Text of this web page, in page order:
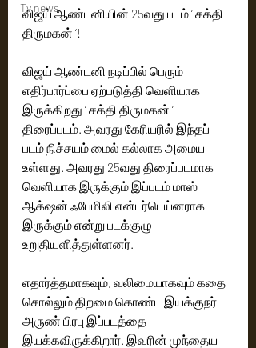
Tv news
விஜய் ஆண்டனியின் 25வது படம் ‘ சக்தி
திருமகன் ‘!
விஜய் ஆண்டனி நடிப்பில் பெரும்
எதிர்பார்ப்பை ஏற்படுத்தி வெளியாக
இருக்கிறது ‘ சக்தி திருமகன் ‘
திரைப்படம். அவரது கேரியரில் இந்தப்
படம் நிச்சயம் மைல் கல்லாக அமைய
உள்ளது. அவரது 25வது திரைப்படமாக
வெளியாக இருக்கும் இப்படம் மாஸ்
ஆக்‌ஷன் ஃபேமிலி என்டர்டெய்னராக
இருக்கும் என்று படக்குழு
உறுதியளித்துள்ளனர்.
எதார்த்தமாகவும், வலிமையாகவும் கதை
சொல்லும் திறமை கொண்ட இயக்குநர்
அருண் பிரபு இப்படத்தை
இயக்கவிருக்கிறார். இவரின் முந்தைய